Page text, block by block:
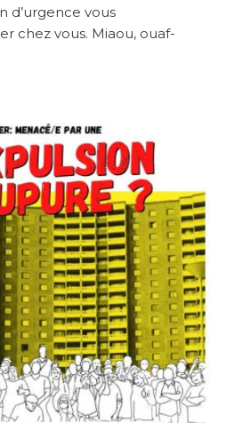
d’urgence vous
chez vous. Miaou, ouaf-